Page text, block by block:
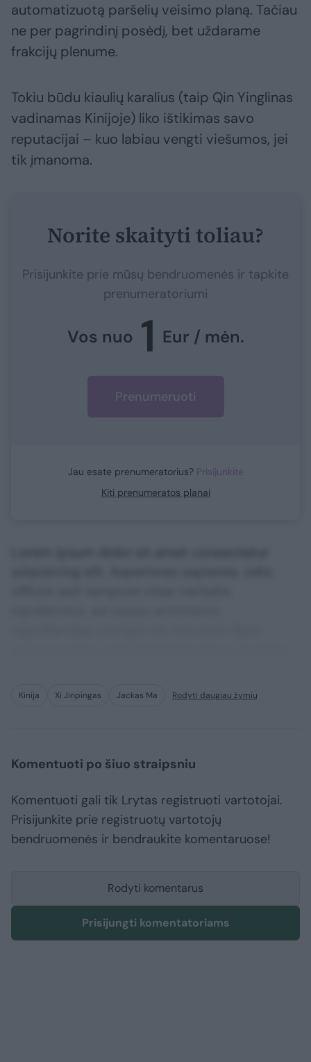
automatizuotą paršelių veisimo planą. Tačiau
ne per pagrindinį posėdį, bet uždarame
frakcijų plenume.
Tokiu būdu kiaulių karalius (taip Qin Yinglinas
vadinamas Kinijoje) liko ištikimas savo
reputacijai – kuo labiau vengti viešumos, jei
tik įmanoma.
Norite skaityti toliau?
Prisijunkite prie mūsų bendruomenės ir tapkite
prenumeratoriumi
Vos nuo 1 Eur / mėn.
Prenumeruoti
Jau esate prenumeratorius? Prisijunkite
Kiti prenumeratos planai
Kinija Xi Jinpingas Jackas Ma Rodyti daugiau žymių
Komentuoti po šiuo straipsniu
Komentuoti gali tik Lrytas registruoti vartotojai.
Prisijunkite prie registruotų vartotojų
bendruomenės ir bendraukite komentaruose!
Rodyti komentarus
Prisijungti komentatoriams